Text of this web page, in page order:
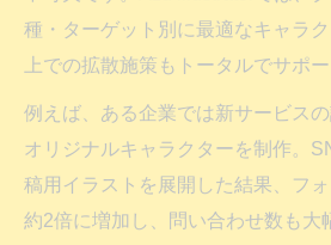
種・ターゲット別に最適なキャラ
上での拡散施策もトータルでサポ
例えば、ある企業では新サービス
オリジナルキャラクターを制作。
稿用イラストを展開した結果、フ
約2倍に増加し、問い合わせ数も大